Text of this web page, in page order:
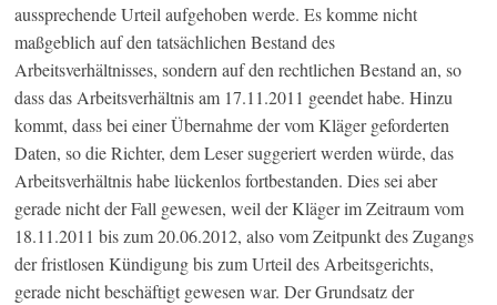
aussprechende Urteil aufgehoben werde. Es komme nicht
maßgeblich auf den tatsächlichen Bestand des
Arbeitsverhältnisses, sondern auf den rechtlichen Bestand an, so
dass das Arbeitsverhältnis am 17.11.2011 geendet habe. Hinzu
kommt, dass bei einer Übernahme der vom Kläger geforderten
Daten, so die Richter, dem Leser suggeriert werden würde, das
Arbeitsverhältnis habe lückenlos fortbestanden. Dies sei aber
gerade nicht der Fall gewesen, weil der Kläger im Zeitraum vom
18.11.2011 bis zum 20.06.2012, also vom Zeitpunkt des Zugangs
der fristlosen Kündigung bis zum Urteil des Arbeitsgerichts,
gerade nicht beschäftigt gewesen war. Der Grundsatz der